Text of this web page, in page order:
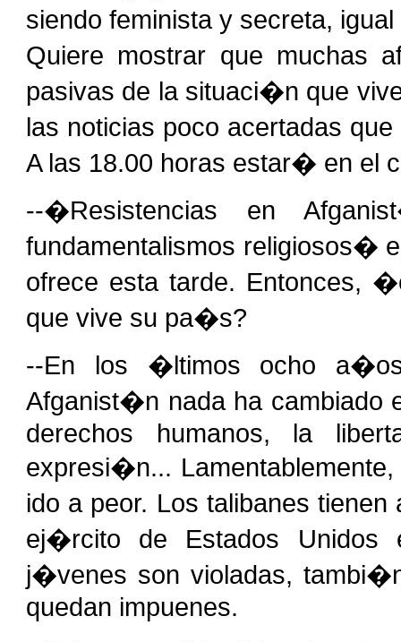
siendo feminista y secreta,
Quiere mostrar que muchas
pasivas de la situaci�n que
las noticias poco acertadas
A las 18.00 horas estar� en el
--�Resistencias en
fundamentalismos religiosos�
ofrece esta tarde. Entonces,
que vive su pa�s?
--En los �ltimos ocho
Afganist�n nada ha cambiado
derechos humanos, la
expresi�n...
ido a peor. Los talibanes
ej�rcito de Estados Unidos
j�venes son violadas,
quedan impuenes.